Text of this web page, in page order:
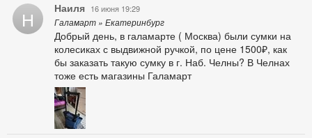
Н Наиля 16 июня 19:29
Галамарт » Екатеринбург
Добрый день, в галамарте ( Москва) были сумки на
колесиках с выдвижной ручкой, по цене 1500₽, как
бы заказать такую сумку в г. Наб. Челны? В Челнах
тоже есть магазины Галамарт